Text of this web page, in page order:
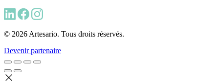
© 2026 Artesario. Tous droits réservés.
Devenir partenaire